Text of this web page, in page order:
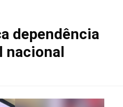
dependência
nacional